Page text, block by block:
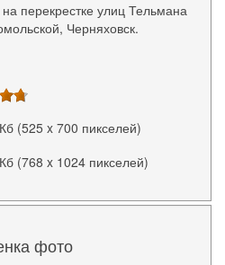
перекрестке улиц Тельмана
Черняховск.
(525 x 700 пикселей)
(768 x 1024 пикселей)
фото